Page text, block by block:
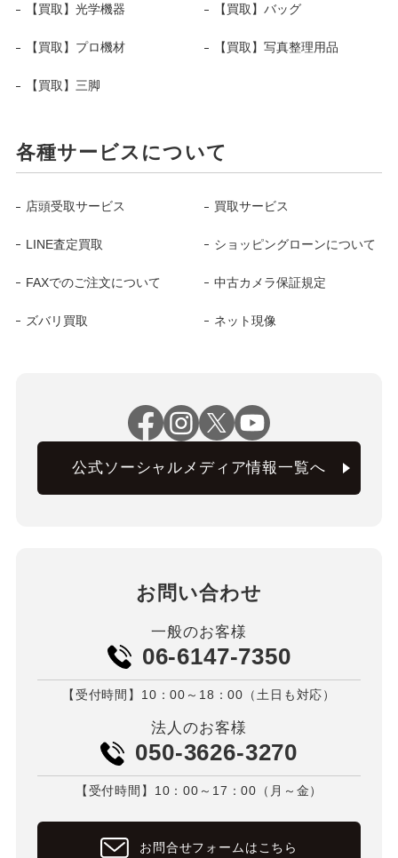
【買取】光学機器 【買取】バッグ
【買取】プロ機材 【買取】写真整理用品
【買取】三脚
各種サービスについて
店頭受取サービス 買取サービス
LINE査定買取 ショッピングローンについて
FAXでのご注文について 中古カメラ保証規定
ズバリ買取 ネット現像
公式ソーシャルメディア情報一覧へ
お問い合わせ
一般のお客様
06-6147-7350
【受付時間】10：00～18：00（土日も対応）
法人のお客様
050-3626-3270
【受付時間】10：00～17：00（月～金）
お問合せフォームはこちら